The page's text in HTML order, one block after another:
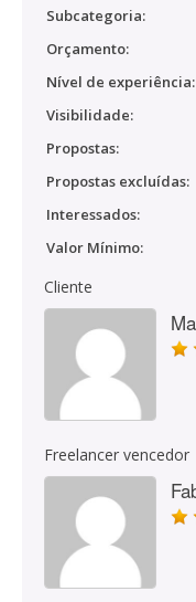
Subcategoria:
Orçamento:
Nível de experiência:
Visibilidade:
Propostas:
Propostas excluídas:
Interessados:
Valor Mínimo:
Cliente
Freelancer vencedor